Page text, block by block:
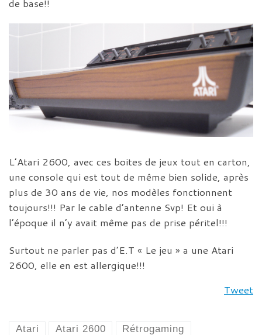
de base!!
L’Atari 2600, avec ces boites de jeux tout en carton,
une console qui est tout de même bien solide, après
plus de 30 ans de vie, nos modèles fonctionnent
toujours!!! Par le cable d’antenne Svp! Et oui à
l’époque il n’y avait même pas de prise péritel!!!
Surtout ne parler pas d’E.T « Le jeu » a une Atari
2600, elle en est allergique!!!
Tweet
Atari Atari 2600 Rétrogaming